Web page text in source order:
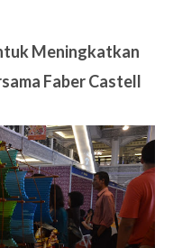
Meningkatkan
Faber Castell